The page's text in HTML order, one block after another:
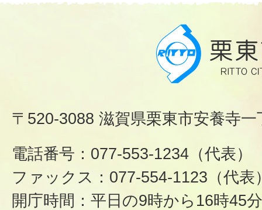
〒520-3088 滋賀県栗東市安養寺
電話番号：077-553-1234（代表）
ファックス：077-554-1123（代表
開庁時間：平日の9時から16時45分